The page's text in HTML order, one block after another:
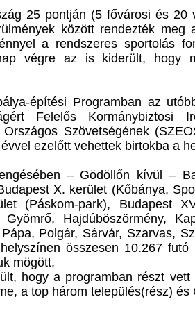
25 pontján (5 fővárosi és 20
között rendezték
a rendszeres sportolás
végre az is kiderült, hogy
építési Programban az
Felelős Kormánybiztosi
Országos Szövetségének
ezelőtt vehettek birtokba a
– Gödöllőn kívül –
X. kerület (Kőbánya,
(Páskom-park), Budapest
Hajdúböszörmény,
Polgár, Sárvár, Szarvas,
összesen 10.267
mögött.
hogy a programban részt
a top három település(rész) és